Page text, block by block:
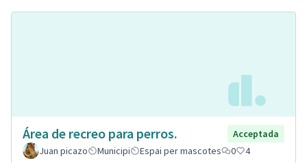
Área de recreo para perros.
Acceptada
Juan picazo
Municipi Espai per mascotes 0 4